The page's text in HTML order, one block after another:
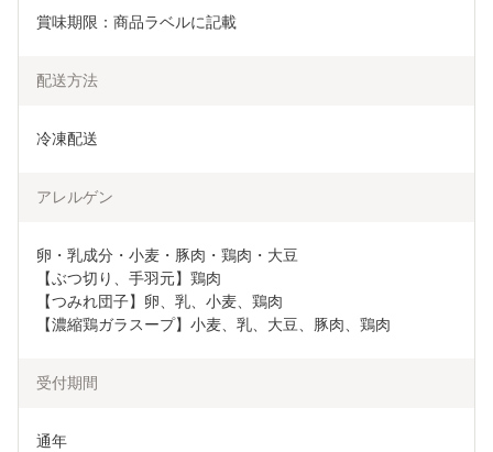
賞味期限：商品ラベルに記載
配送方法
冷凍配送
アレルゲン
卵・乳成分・小麦・豚肉・鶏肉・大豆
【ぶつ切り、手羽元】鶏肉
【つみれ団子】卵、乳、小麦、鶏肉
【濃縮鶏ガラスープ】小麦、乳、大豆、豚肉、鶏肉
受付期間
通年